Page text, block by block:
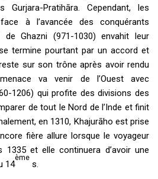
Pratihāra. Cependant, les
à l’avancée des conquérants
Ghazni (971-1030) envahit leur
termine pourtant par un accord et
sur son trône après avoir rendu
va venir de l’Ouest avec
1206) qui profite des divisions des
de tout le Nord de l’Inde et finit
en 1310, Khajurāho est prise
fière allure lorsque le voyageur
et elle continuera d’avoir une
14
ème
s.